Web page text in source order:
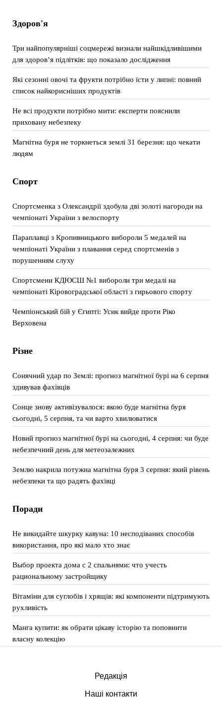
Здоров'я
Три найпопулярніші соцмережі визнали найшкідливішими
для здоров’я підлітків: що показало дослідження
Які сезонні овочі та фрукти потрібно їсти у липні: повний
список найкорисніших продуктів
Не всі продукти потрібно мити: експерти пояснили
приховану небезпеку
Магнітна буря не торкнеться землі 31 березня: що чекати
людям
Спорт
Спортсменка з Олександрії здобула дві золоті нагороди на
чемпіонаті України з велоспорту
Параплавці з Кропивницького вибороли 5 медалей на
чемпіонаті України з плавання серед спортсменів з
порушенням слуху
Спортсмени КДЮСШ №1 вибороли три медалі на
чемпіонаті Кіровоградської області з гирьового спорту
Чемпіонський бій у Єгипті: Усик вийде проти Ріко
Верховена
Різне
Сонячний удар по Землі: прогноз магнітної бурі на 6 серпня
здивував фахівців
Сонце знову активізувалося: якою буде магнітна буря
сьогодні, 5 серпня, та чи варто хвилюватися
Новий прогноз магнітної бурі на сьогодні, 4 серпня: чи буде
небезпечний день для метеозалежних
Землю накрила потужна магнітна буря 3 серпня: який рівень
небезпеки та що радять фахівці
Поради
Не викидайте шкурку кавуна: 10 несподіваних способів
використання, про які мало хто знає
Выбор проекта дома с 2 спальнями: что учесть
рациональному застройщику
Вітаміни для суглобів і хрящів: які компоненти підтримують
рухливість
Манга купити: як обрати цікаву історію та поповнити
власну колекцію
Редакція
Наші контакти